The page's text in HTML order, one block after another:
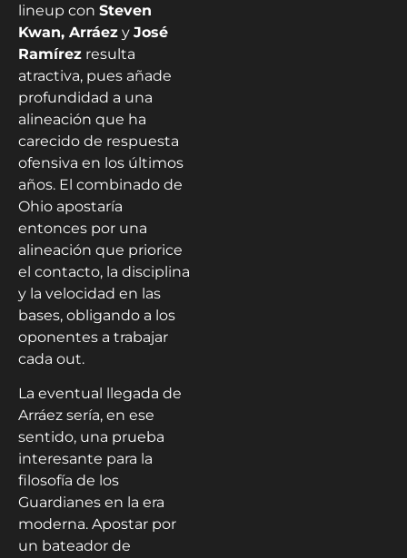
lineup con Steven
Kwan, Arráez y José
Ramírez resulta
atractiva, pues añade
profundidad a una
alineación que ha
carecido de respuesta
ofensiva en los últimos
años. El combinado de
Ohio apostaría
entonces por una
alineación que priorice
el contacto, la disciplina
y la velocidad en las
bases, obligando a los
oponentes a trabajar
cada out.
La eventual llegada de
Arráez sería, en ese
sentido, una prueba
interesante para la
filosofía de los
Guardianes en la era
moderna. Apostar por
un bateador de